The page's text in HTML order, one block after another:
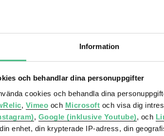
Information
och behandlar dina personuppgifter
cookies och behandla dina
, Vimeo och Microsoft och visa dig
, Google (inklusive Youtube), och
enhet, din krypterade IP-adress, din
och serviceutbud
närhet till Nackareservatet, Sickla sjö och
bar och konferens